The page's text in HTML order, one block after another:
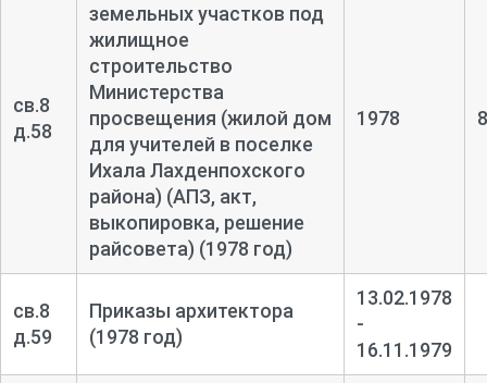
св.8
д.58
земельных участков под
жилищное
строительство
Министерства
просвещения (жилой дом
для учителей в поселке
Ихала Лахденпохского
района) (АПЗ, акт,
выкопировка, решение
райсовета) (1978 год)
1978 8
св.8
д.59
Приказы архитектора
(1978 год)
13.02.1978
-
16.11.1979